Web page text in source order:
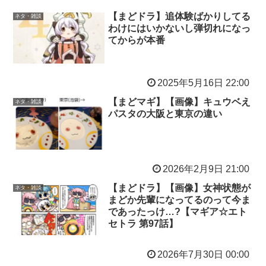
ネタ・雑談
【まどドラ】追体験ばかりしてる
わけにはいかないし弾切れになっ
てからが本番
2025年5月16日 22:00
ネタ・雑談
【まどマギ】【画像】キュウベえ
パスタの大阪と東京の違い
2026年2月9日 21:00
ネタ・雑談
【まどドラ】【画像】女神状態が
まどか先輩になってるのって今ま
であったっけ…?【マギア☆エト
セトラ 第97話】
2026年7月30日 00:00